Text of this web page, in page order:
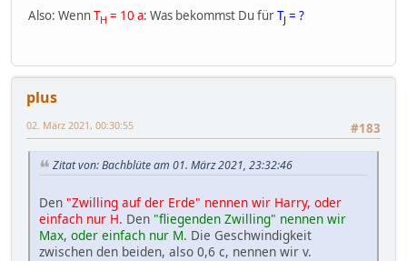
Also: WennTH = 10 a: Was bekommst Du fürTJ = ?
plus
#183
02. März 2021, 00:30:55
Zitat von: Bachblüte am 01. März 2021, 23:32:46
Den "Zwilling auf der Erde" nennen wir Harry, oder
einfach nur H. Den "fliegenden Zwilling" nennen wir
Max, oder einfach nur M. Die Geschwindigkeit
zwischen den beiden, also 0,6 c, nennen wir v.